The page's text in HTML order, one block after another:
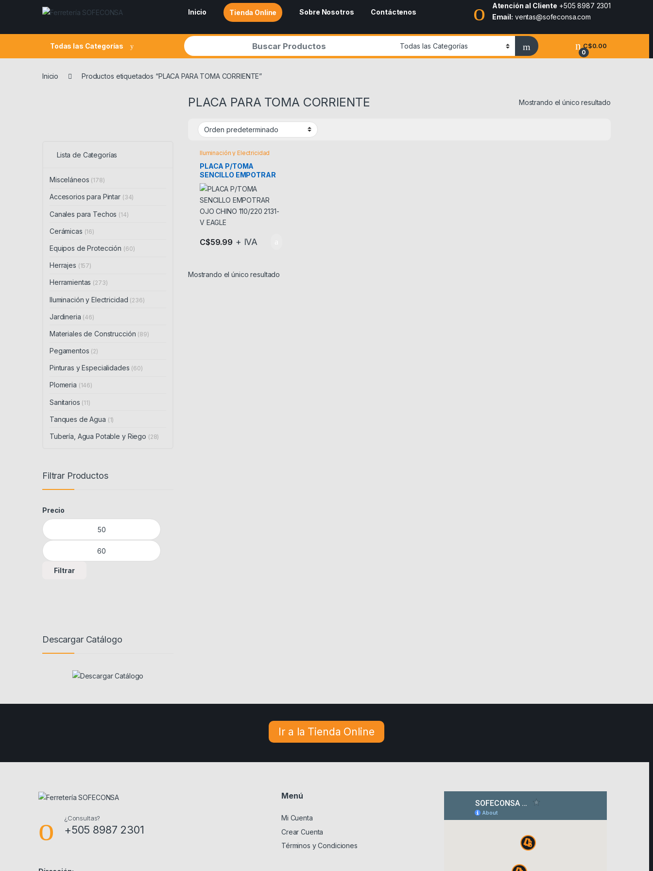
Skip to navigation
Skip to content
Inicio
Tienda Online Sobre Nosotros Contáctenos
Atención al Cliente +505 8987 2301
Email: ventas@sofeconsa.com
Todas las Categorías
Search for:
0
C$0.00
Inicio Productos etiquetados “PLACA PARA TOMA CORRIENTE”
PLACA PARA TOMA CORRIENTE Mostrando el único resultado
Iluminación y Electricidad
PLACA P/TOMA
SENCILLO EMPOTRAR
OJO CHINO 110/220
2131-V EAGLE
C$59.99 + IVA
Mostrando el único resultado
Lista de Categorías
Misceláneos (178)
Accesorios para Pintar (34)
Canales para Techos (14)
Cerámicas (16)
Equipos de Protección (60)
Herrajes (157)
Herramientas (273)
Iluminación y Electricidad (236)
Jardineria (46)
Materiales de Construcción (89)
Pegamentos (2)
Pinturas y Especialidades (60)
Plomeria (146)
Sanitarios (11)
Tanques de Agua (1)
Tubería, Agua Potable y Riego (28)
Filtrar Productos
Precio
Precio mínimo
Precio máximo
Filtrar
Descargar Catálogo
Ir a la Tienda Online
¿Consultas?
+505 8987 2301
Menú
Mi Cuenta
Crear Cuenta
Términos y Condiciones